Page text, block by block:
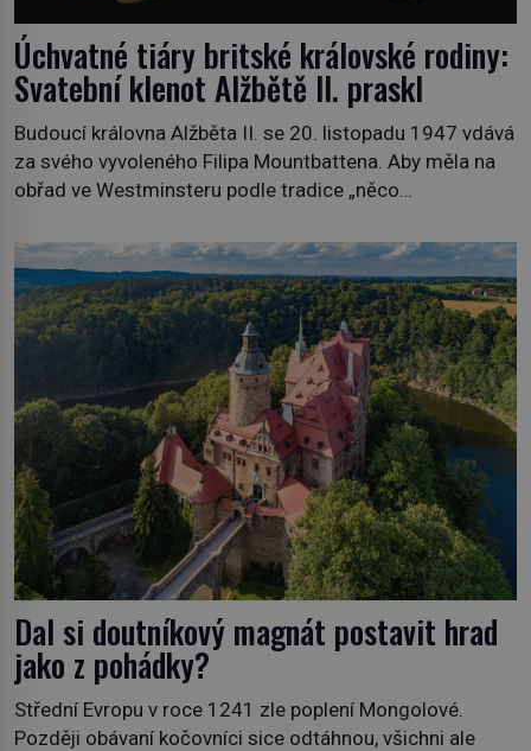
Úchvatné tiáry britské královské rodiny:
Svatební klenot Alžbětě II. praskl
Budoucí královna Alžběta II. se 20. listopadu 1947 vdává
za svého vyvoleného Filipa Mountbattena. Aby měla na
obřad ve Westminsteru podle tradice „něco
soukromé kolekce – diamantovou tiáru královny Marie.
„Je to ošklivá špičatá tiára,“ zhodnotil klenot britský
politik Sir Henry Channon (1897–1958), když si […]
Dal si doutníkový magnát postavit hrad
jako z pohádky?
Střední Evropu v roce 1241 zle poplení Mongolové.
Později obávaní kočovníci sice odtáhnou, všichni ale